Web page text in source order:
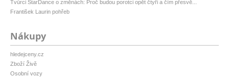
Tvůrci StarDance o změnách: Proč budou porotci opět čtyři a čím přesvě...
František Laurin pohřeb
Nákupy
hledejceny.cz
Zboží Živě
Osobní vozy